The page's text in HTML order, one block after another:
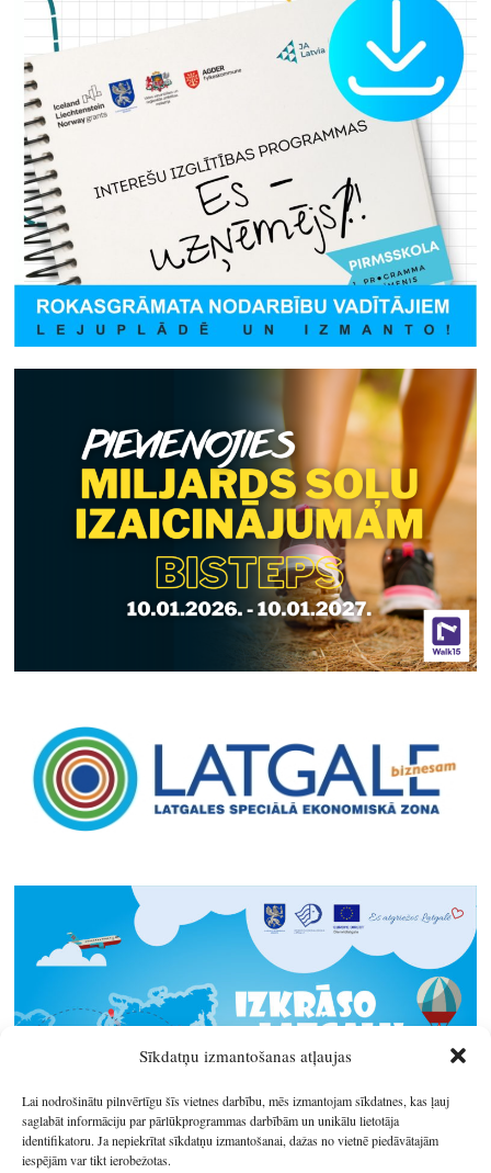
Sīkdatņu izmantošanas atļaujas
Lai nodrošinātu pilnvērtīgu šīs vietnes darbību, mēs izmantojam sīkdatnes, kas ļauj
saglabāt informāciju par pārlūkprogrammas darbībām un unikālu lietotāja
identifikatoru. Ja nepiekrītat sīkdatņu izmantošanai, dažas no vietnē piedāvātajām
iespējām var tikt ierobežotas.